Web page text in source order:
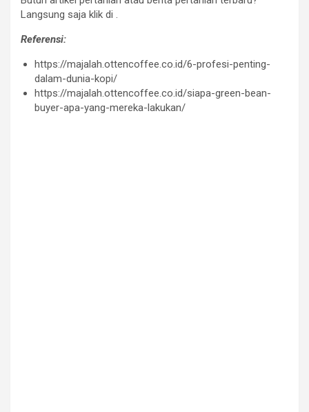
Langsung saja klik di .
Referensi:
https://majalah.ottencoffee.co.id/6-profesi-penting-
dalam-dunia-kopi/
https://majalah.ottencoffee.co.id/siapa-green-bean-
buyer-apa-yang-mereka-lakukan/